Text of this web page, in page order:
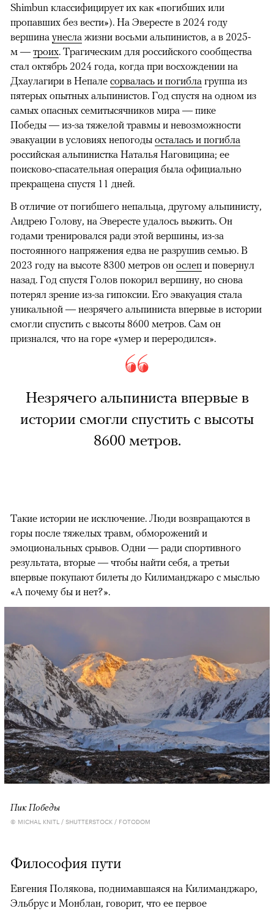
Shimbun классифицирует их как «погибших или
пропавших без вести»). На Эвересте в 2024 году
вершина унесла жизни восьми альпинистов, а в 2025-
м — троих. Трагическим для российского сообщества
стал октябрь 2024 года, когда при восхождении на
Дхаулагири в Непале сорвалась и погибла группа из
пятерых опытных альпинистов. Год спустя на одном из
самых опасных семитысячников мира — пике
Победы — из-за тяжелой травмы и невозможности
эвакуации в условиях непогоды осталась и погибла
российская альпинистка Наталья Наговицина; ее
поисково-спасательная операция была официально
прекращена спустя 11 дней.
В отличие от погибшего непальца, другому альпинисту,
Андрею Голову, на Эвересте удалось выжить. Он
годами тренировался ради этой вершины, из-за
постоянного напряжения едва не разрушив семью. В
2023 году на высоте 8300 метров он ослеп и повернул
назад. Год спустя Голов покорил вершину, но снова
потерял зрение из-за гипоксии. Его эвакуация стала
уникальной — незрячего альпиниста впервые в истории
смогли спустить с высоты 8600 метров. Сам он
признался, что на горе «умер и переродился».
Незрячего альпиниста впервые в
истории смогли спустить с высоты
8600 метров.
Такие истории не исключение. Люди возвращаются в
горы после тяжелых травм, обморожений и
эмоциональных срывов. Одни — ради спортивного
результата, вторые — чтобы найти себя, а третьи
впервые покупают билеты до Килиманджаро с мыслью
«А почему бы и нет?».
Пик Победы
© MICHAL KNITL / SHUTTERSTOCK / FOTODOM
Философия пути
Евгения Полякова, поднимавшаяся на Килиманджаро,
Эльбрус и Монблан, говорит, что ее первое